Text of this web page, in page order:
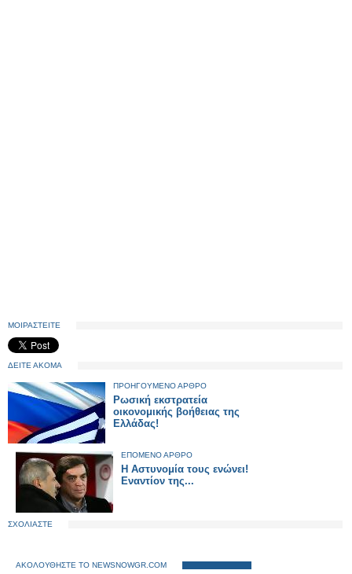
ΜΟΙΡΑΣΤΕΙΤΕ
ΔΕΙΤΕ ΑΚΟΜΑ
ΠΡΟΗΓΟΥΜΕΝΟ ΑΡΘΡΟ
Ρωσική εκστρατεία
οικονομικής βοήθειας της
Ελλάδας!
ΕΠΟΜΕΝΟ ΑΡΘΡΟ
Η Αστυνομία τους ενώνει!
Εναντίον της...
ΣΧΟΛΙΑΣΤΕ
ΑΚΟΛΟΥΘΗΣΤΕ ΤΟ NEWSNOWGR.COM